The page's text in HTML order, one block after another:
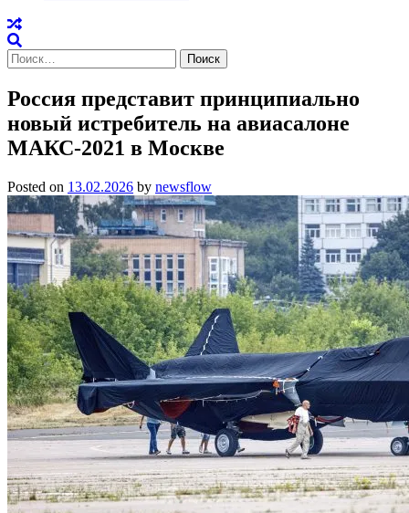
Найти:
Россия представит принципиально
новый истребитель на авиасалоне
МАКС-2021 в Москве
Posted on 13.02.2026 by newsflow